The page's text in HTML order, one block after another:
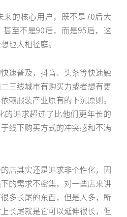
来的核心用户，既不是70后大
至不是90后，而是95后，这
也大相径庭。
速普及，抖音、头条等快速触
三线城市有购买力或者想有更
赖服装产业原有的下沉原则。
的追求超过了比他们更年长的
线下购买方式的冲突感和不满
店其实还是追求非个性化，因
的需求不密集，对一些店来讲
多长尾的东西，但是人多，所
长尾就是它可以延伸很长，但